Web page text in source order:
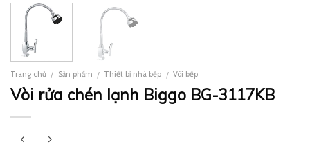
Trang chủ / Sản phẩm / Thiết bị nhà bếp / Vòi bếp
Vòi rửa chén lạnh Biggo BG-3117KB